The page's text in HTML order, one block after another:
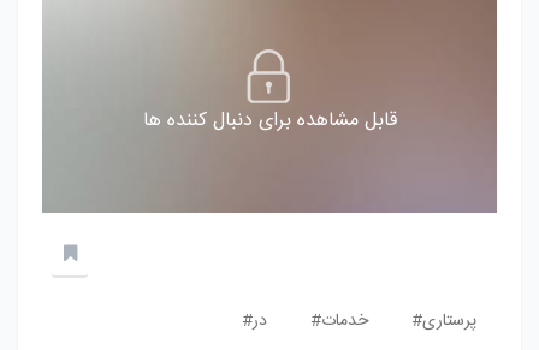
قابل مشاهده برای دنبال کننده ها
پرستاری# خدمات# در#